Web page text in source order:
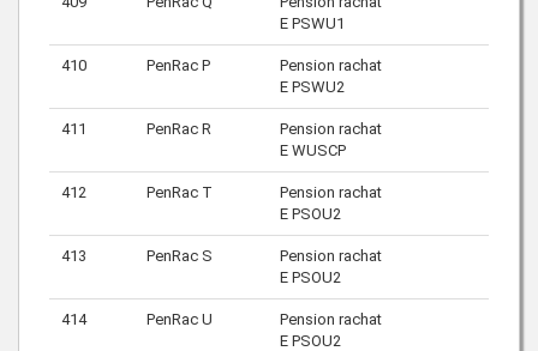
E PSWU1
410 PenRac P
Pension rachat
E PSWU2
411 PenRac R
Pension rachat
E WUSCP
412 PenRac T
Pension rachat
E PSOU2
413 PenRac S
Pension rachat
E PSOU2
414 PenRac U
Pension rachat
E PSOU2